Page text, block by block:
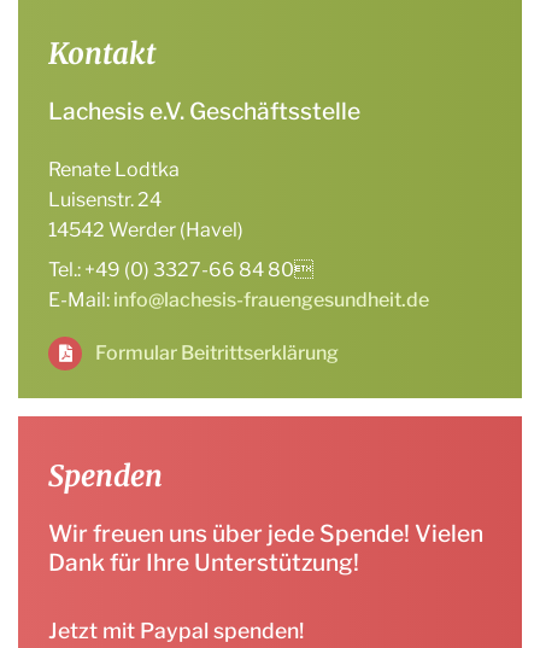
Kontakt
Lachesis e.V. Geschäftsstelle
Renate Lodtka
Luisenstr. 24
14542 Werder (Havel)
Tel.: +49 (0) 3327-66 84 80
E-Mail: info@lachesis-frauengesundheit.de
Formular Beitrittserklärung
Spenden
Wir freuen uns über jede Spende! Vielen
Dank für Ihre Unterstützung!
Jetzt mit Paypal spenden!